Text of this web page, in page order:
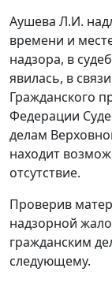
Аушева Л.И.
времени и
надзора, в
явилась, в
Гражданского
Федерации
делам
находит
отсутствие.
Проверив
надзорной
гражданским
следующему.